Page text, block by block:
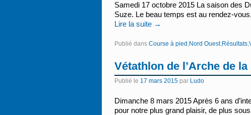
Samedi 17 octobre 2015 La saison des
Suze. Le beau temps est au rendez-
Lire la suite →
Publié dans Course à pied Nord Ouest, Résultats
Vétathlon de l’Arche de la
Publié le 17 mars 2015 par Ludo
Dimanche 8 mars 2015 Après 6 ans
pour notre plus grand plaisir, de plus